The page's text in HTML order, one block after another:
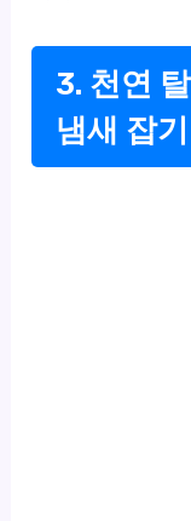
3. 천연
냄새 잡기